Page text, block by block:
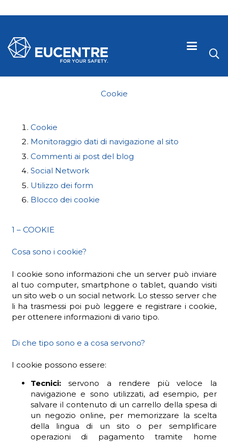
Cookie
Cookie
Monitoraggio dati di navigazione al sito
Commenti ai post del blog
Social Network
Utilizzo dei form
Blocco dei cookie
1 – COOKIE
Cosa sono i cookie?
I cookie sono informazioni che un server può inviare
al tuo computer, smartphone o tablet, quando visiti
un sito web o un social network. Lo stesso server che
li ha trasmessi poi può leggere e registrare i cookie,
per ottenere informazioni di vario tipo.
Di che tipo sono e a cosa servono?
I cookie possono essere:
Tecnici: servono a rendere più veloce la
navigazione e sono utilizzati, ad esempio, per
salvare il contenuto di un carrello della spesa di
un negozio online, per memorizzare la scelta
della lingua di un sito o per semplificare
operazioni di pagamento tramite home